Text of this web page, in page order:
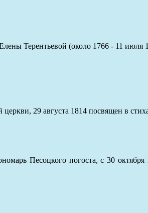
Терентьевой (около 1766 - 11
29 августа 1814 посвящен в
Песоцкого погоста, с 30